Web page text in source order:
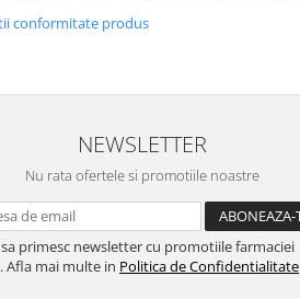
conformitate produs
NEWSLETTER
Nu rata ofertele si promotiile noastre
primesc newsletter cu promotiile farmaciei
Afla mai multe in Politica de Confidentialitate